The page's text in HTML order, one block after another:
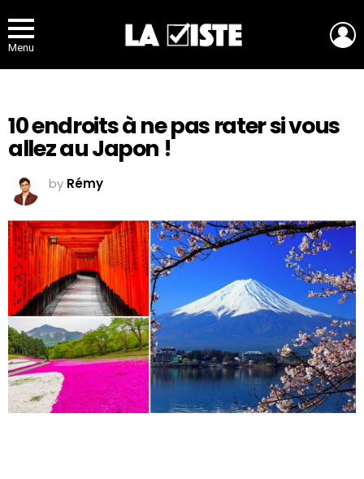
Menu
10 endroits à ne pas rater si vous
allez au Japon !
by Rémy